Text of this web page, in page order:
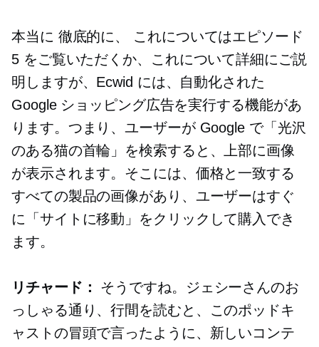
本当に 徹底的に、
これについてはエピソード
5 をご覧いただくか、これについて詳細にご説
明しますが、Ecwid には、自動化された
Google ショッピング広告を実行する機能があ
ります。つまり、ユーザーが Google で「光沢
のある猫の首輪」を検索すると、上部に画像
が表示されます。そこには、価格と一致する
すべての製品の画像があり、ユーザーはすぐ
に「サイトに移動」をクリックして購入でき
ます。
リチャード：
そうですね。ジェシーさんのお
っしゃる通り、行間を読むと、このポッドキ
ャストの冒頭で言ったように、新しいコンテ